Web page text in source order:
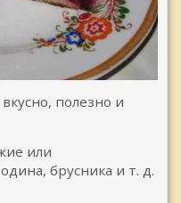
полезно и
или
брусника и т. д.